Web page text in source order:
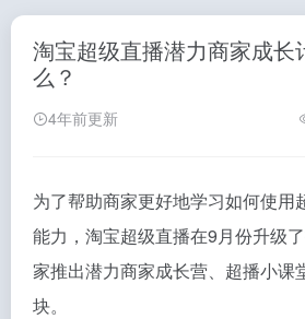
淘宝超级直播潜力商家成长
么？
4年前更新
为了帮助商家更好地学习如何使用
能力，淘宝超级直播在9月份升级
家推出潜力商家成长营、超播小课
块。